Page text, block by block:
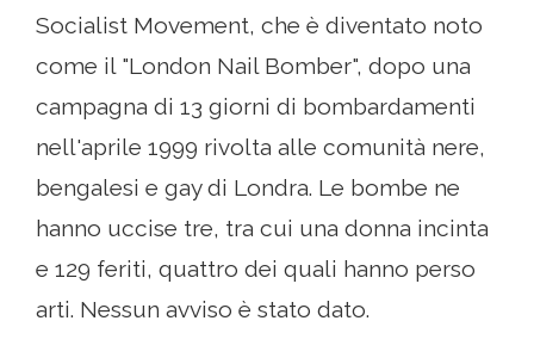
Socialist Movement, che è diventato noto
come il "London Nail Bomber", dopo una
campagna di 13 giorni di bombardamenti
nell'aprile 1999 rivolta alle comunità nere,
bengalesi e gay di Londra. Le bombe ne
hanno uccise tre, tra cui una donna incinta
e 129 feriti, quattro dei quali hanno perso
arti. Nessun avviso è stato dato.